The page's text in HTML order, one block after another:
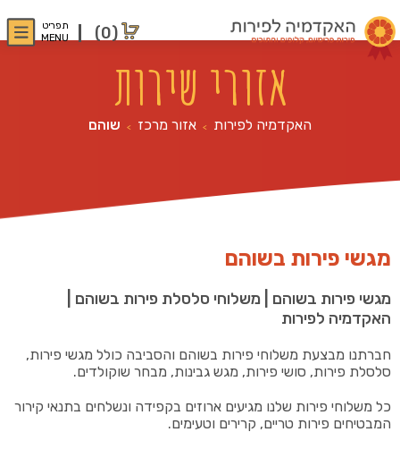
(0)
תפריט
MENU
אזורי שירות
האקדמיה לפירות > אזור מרכז > שוהם
מגשי פירות בשוהם
מגשי פירות בשוהם | משלוחי סלסלת פירות בשוהם
האקדמיה לפירות
חברתנו מבצעת משלוחי פירות בשוהם והסביבה כולל מגשי פירות,
סלסלת פירות, סושי פירות, מגש גבינות, מבחר שוקולדים.
כל משלוחי פירות שלנו מגיעים ארוזים בקפידה ונשלחים בתנאי קירור
המבטיחים פירות טריים, קרירים וטעימים.